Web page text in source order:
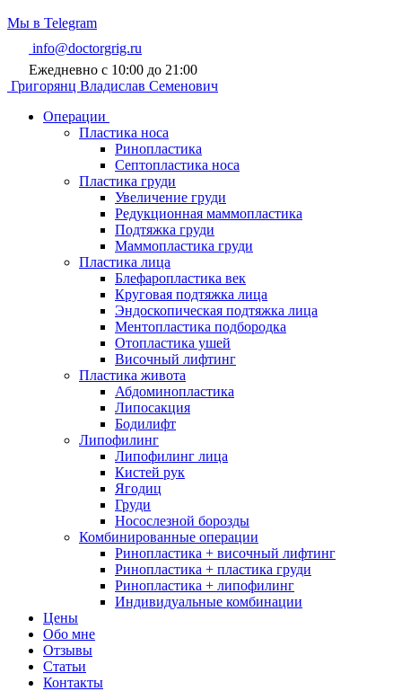
Мы в Telegram
info@doctorgrig.ru
Ежедневно с 10:00 до 21:00
Григорянц Владислав Семенович
Операции
Пластика носа
Ринопластика
Септопластика носа
Пластика груди
Увеличение груди
Редукционная маммопластика
Подтяжка груди
Маммопластика груди
Пластика лица
Блефаропластика век
Круговая подтяжка лица
Эндоскопическая подтяжка лица
Ментопластика подбородка
Отопластика ушей
Височный лифтинг
Пластика живота
Абдоминопластика
Липосакция
Бодилифт
Липофилинг
Липофилинг лица
Кистей рук
Ягодиц
Груди
Носослезной борозды
Комбинированные операции
Ринопластика + височный лифтинг
Ринопластика + пластика груди
Ринопластика + липофилинг
Индивидуальные комбинации
Цены
Обо мне
Отзывы
Статьи
Контакты